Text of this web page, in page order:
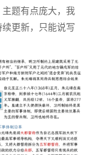
题有点庞大，我
更新，只能说写